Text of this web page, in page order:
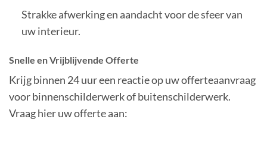
Strakke afwerking en aandacht voor de sfeer van
uw interieur.
Snelle en Vrijblijvende Offerte
Krijg binnen 24 uur een reactie op uw offerteaanvraag
voor binnenschilderwerk of buitenschilderwerk.
Vraag hier uw offerte aan: